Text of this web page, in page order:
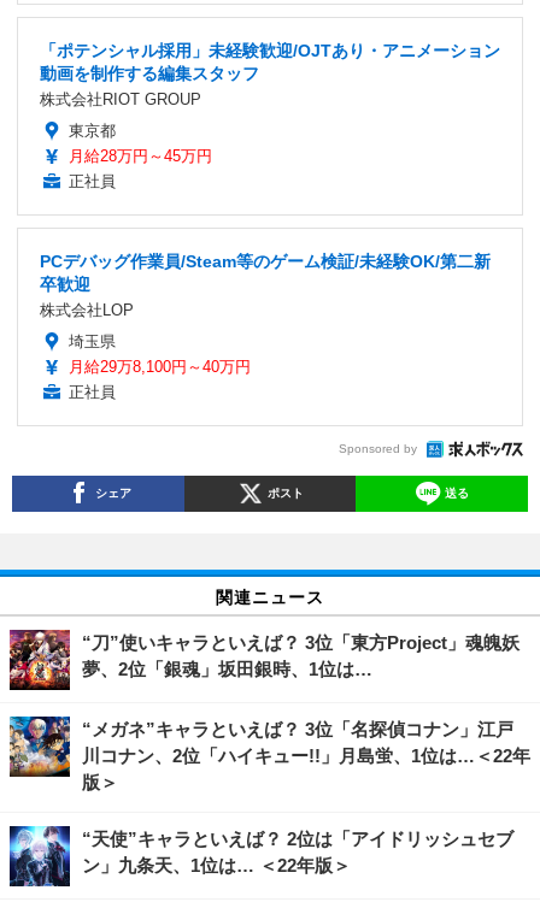
「ポテンシャル採用」未経験歓迎/OJTあり・アニメーション
動画を制作する編集スタッフ
株式会社RIOT GROUP
東京都
月給28万円～45万円
正社員
PCデバッグ作業員/Steam等のゲーム検証/未経験OK/第二新
卒歓迎
株式会社LOP
埼玉県
月給29万8,100円～40万円
正社員
Sponsored by
シェア ポスト 送る
関連ニュース
“刀”使いキャラといえば？ 3位「東方Project」魂魄妖
夢、2位「銀魂」坂田銀時、1位は…
“メガネ”キャラといえば？ 3位「名探偵コナン」江戸
川コナン、2位「ハイキュー!!」月島蛍、1位は…＜22年
版＞
“天使”キャラといえば？ 2位は「アイドリッシュセブ
ン」九条天、1位は… ＜22年版＞